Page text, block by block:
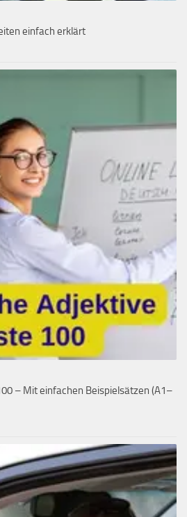
einfach erklärt
– Mit einfachen Beispielsätzen (A1–